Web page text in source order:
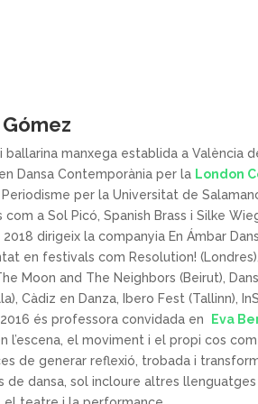
i ballarina manxega establida a València
Dansa Contemporània per la London
per la Universitat de
com a Sol Picó,Spanish Brass iSilke
2018 dirigeix la companyia En Ámbar
en festivals com Resolution!
Moon and The Neighbors (Beirut),
Càdiz en Danza, Ibero Fest (Tallinn),
és professora convidada en
Eva
l’escena, el moviment i el propi cos
de generar reflexió, trobada i
de dansa, sol incloure altres